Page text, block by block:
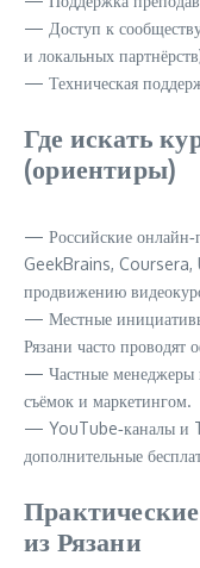
— Доступ к
и локальных
— Техническая
Где искать
(ориентиры)
— Российские
GeekBrains,
продвижению
— Местные
Рязани часто
— Частные менеджеры
съёмок и маркетингом.
— YouTube‑каналы и
дополнительные
из Рязани